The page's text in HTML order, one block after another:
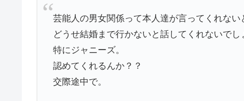
芸能人の男女関係って本人達が言ってくれない
どうせ結婚まで行かないと話してくれないでし
特にジャニーズ。
認めてくれるんか？？
交際途中で。